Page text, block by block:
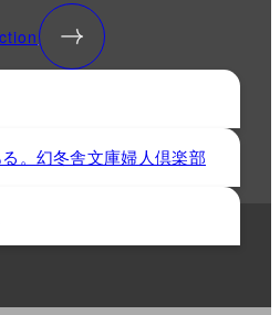
。幻冬舎文庫婦人倶楽部